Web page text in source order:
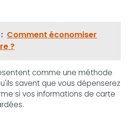
Comment économiser
?
comme une méthode
savent que vous dépenserez
si vos informations de carte